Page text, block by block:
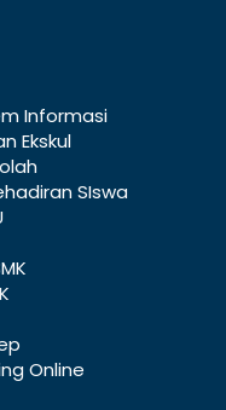
Informasi
Ekskul
SIswa
Online